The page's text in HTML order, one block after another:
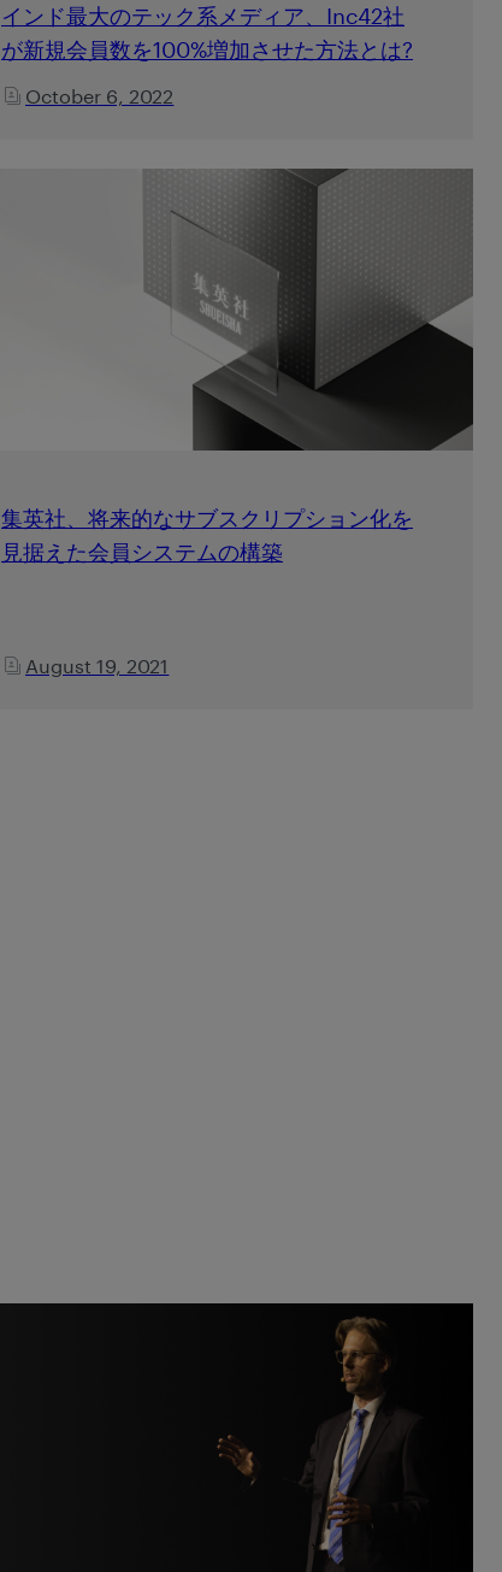
インド最大のテック系メディア、Inc42社
が新規会員数を100%増加させた方法とは?
October 6, 2022
集英社、将来的なサブスクリプション化を
見据えた会員システムの構築
August 19, 2021